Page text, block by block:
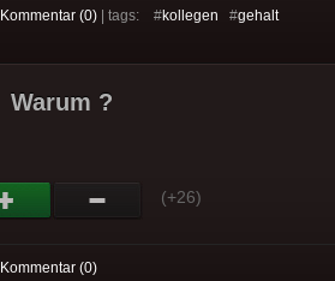
Kommentar (0) | tags: #kollegen #gehalt
Warum ?
(+26)
Kommentar (0)